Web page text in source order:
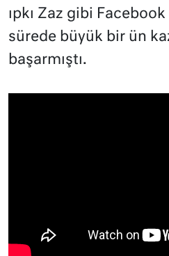
ıpkı Zaz gibi
sürede büyük bir ün
başarmıştı.